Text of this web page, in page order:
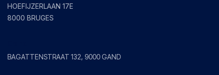
HOEFIJZERLAAN 17E
8000 BRUGES
BAGATTENSTRAAT 132, 9000 GAND